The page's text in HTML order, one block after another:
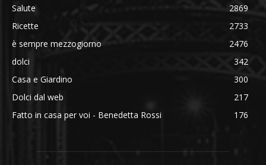
Salute
2869
Ricette
2733
è sempre mezzogiorno
2476
dolci
342
Casa e Giardino
300
Dolci dal web
217
Fatto in casa per voi - Benedetta Rossi
176